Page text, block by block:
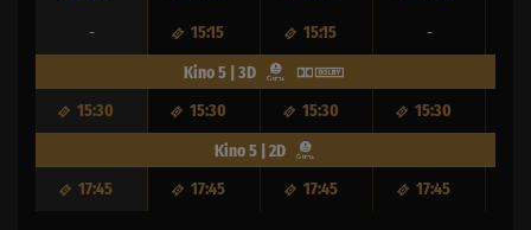
- 15:15 15:15 -
15:30 15:30 15:30 15:30
17:45 17:45 17:45 17:45
Kino 5 | 3D
Kino 5 | 2D